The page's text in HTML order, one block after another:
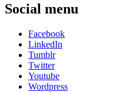
Social menu
Facebook
LinkedIn
Tumblr
Twitter
Youtube
Wordpress